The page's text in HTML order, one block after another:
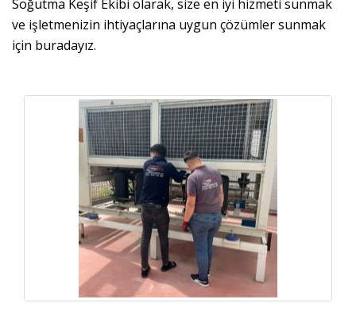
Soğutma Keşif Ekibi olarak, size en iyi hizmeti sunmak
ve işletmenizin ihtiyaçlarına uygun çözümler sunmak
için buradayız.